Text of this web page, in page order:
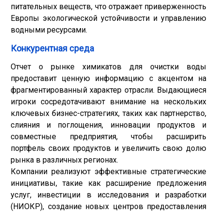
питательных веществ, что отражает приверженность
Европы экологической устойчивости и управлению
водными ресурсами.
Конкурентная среда
Отчет о рынке химикатов для очистки воды
предоставит ценную информацию с акцентом на
фрагментированный характер отрасли. Выдающиеся
игроки сосредотачивают внимание на нескольких
ключевых бизнес-стратегиях, таких как партнерство,
слияния и поглощения, инновации продуктов и
совместные предприятия, чтобы расширить
портфель своих продуктов и увеличить свою долю
рынка в различных регионах.
Компании реализуют эффективные стратегические
инициативы, такие как расширение предложения
услуг, инвестиции в исследования и разработки
(НИОКР), создание новых центров предоставления